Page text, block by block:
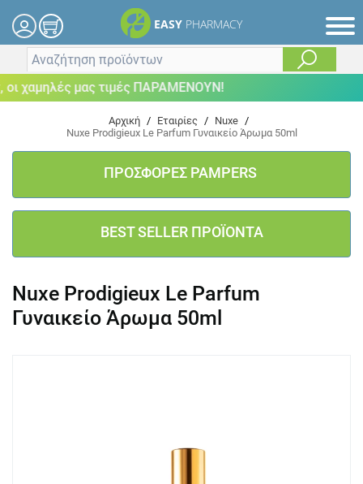
EASY PHARMACY
χαμηλές μας τιμές ΠΑΡΑΜΕΝΟΥΝ!
Αρχική / Εταιρίες / Nuxe /
Nuxe Prodigieux Le Parfum Γυναικείο Άρωμα 50ml
ΠΡΟΣΦΟΡΕΣ PAMPERS
BEST SELLER ΠΡΟΪΟΝΤΑ
Nuxe Prodigieux Le Parfum
Γυναικείο Άρωμα 50ml